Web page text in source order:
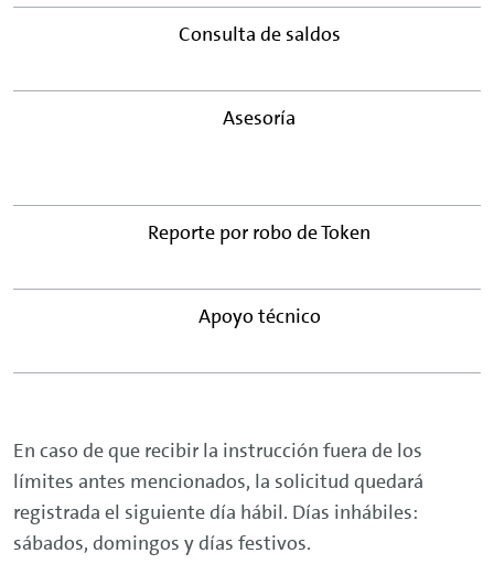
Consulta de saldos
Asesoría
Reporte por robo de Token
Apoyo técnico
En caso de que recibir la instrucción fuera de los
límites antes mencionados, la solicitud quedará
registrada el siguiente día hábil. Días inhábiles:
sábados, domingos y días festivos.